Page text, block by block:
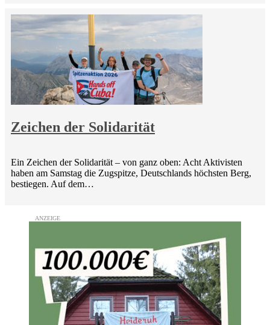
Zeichen der Solidarität
Ein Zeichen der Solidarität – von ganz oben: Acht Aktivisten
haben am Samstag die Zugspitze, Deutschlands höchsten Berg,
bestiegen. Auf dem…